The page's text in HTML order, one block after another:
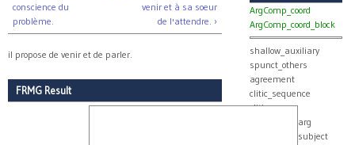
conscience du
problème.
venir et à sa soeur
de l'attendre. ›
il propose de venir et de parler.
FRMG Result
ArgComp_coord
ArgComp_coord_block
shallow_auxiliary
spunct_others
agreement
clitic_sequence
clitics
collect_real_arg
collect_real_subject